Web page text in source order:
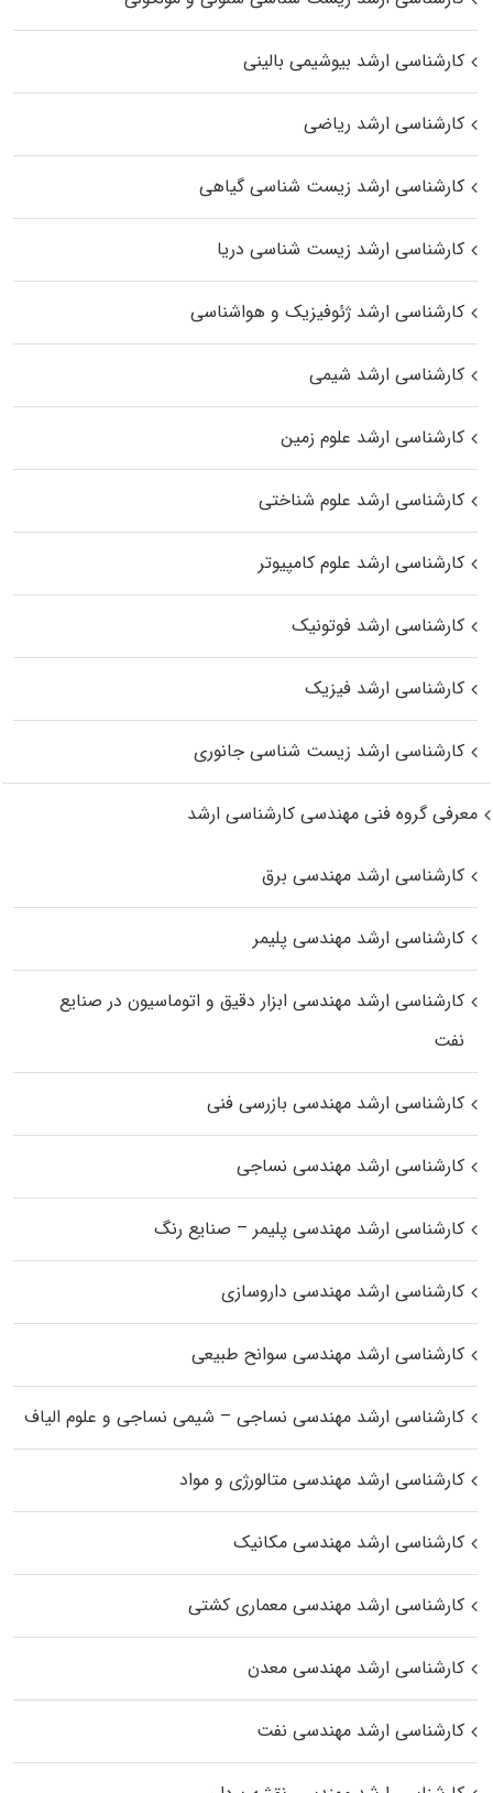
کارشناسی ارشد بیوشیمی بالینی
کارشناسی ارشد ریاضی
کارشناسی ارشد زیست‌ شناسی گیاهی
کارشناسی ارشد زیست‌ شناسی دریا
کارشناسی ارشد ژئوفیزیک و هواشناسی
کارشناسی ارشد شیمی
کارشناسی ارشد علوم زمین
کارشناسی ارشد علوم شناختی
کارشناسی ارشد علوم کامپیوتر
کارشناسی ارشد فوتونیک
کارشناسی ارشد فیزیک
کارشناسی ارشد زیست‌ شناسی جانوری
معرفی گروه فنی مهندسی کارشناسی ارشد
کارشناسی ارشد مهندسی برق
کارشناسی ارشد مهندسی پلیمر
کارشناسی ارشد مهندسی ابزار دقیق و اتوماسیون در صنایع
نفت
کارشناسی ارشد مهندسی بازرسی فنی
کارشناسی ارشد مهندسی نساجی
کارشناسی ارشد مهندسی پلیمر – صنایع رنگ
کارشناسی ارشد مهندسی داروسازی
کارشناسی ارشد مهندسی سوانح طبیعی
کارشناسی ارشد مهندسی نساجی – شیمی نساجی و علوم الیاف
کارشناسی ارشد مهندسی متالورژی و مواد
کارشناسی ارشد مهندسی مکانیک
کارشناسی ارشد مهندسی معماری کشتی
کارشناسی ارشد مهندسی معدن
کارشناسی ارشد مهندسی نفت